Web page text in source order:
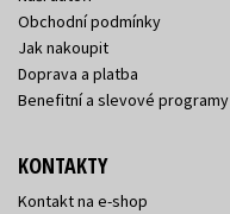
Obchodní podmínky
Jak nakoupit
Doprava a platba
Benefitní a slevové programy
KONTAKTY
Kontakt na e-shop